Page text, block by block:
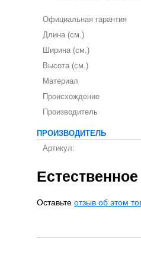
Официальная гарантия
Длина (см.)
Ширина (см.)
Высота (см.)
Материал
Происхождение
Производитель
ПРОИЗВОДИТЕЛЬ
Артикул:
Оставьте отзыв об этом